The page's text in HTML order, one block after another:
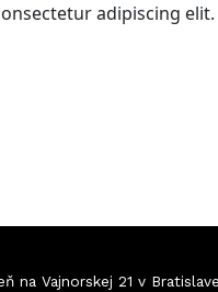
adipiscing
na Vajnorskej 21 v